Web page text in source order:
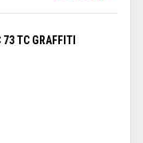
TC GRAFFITI